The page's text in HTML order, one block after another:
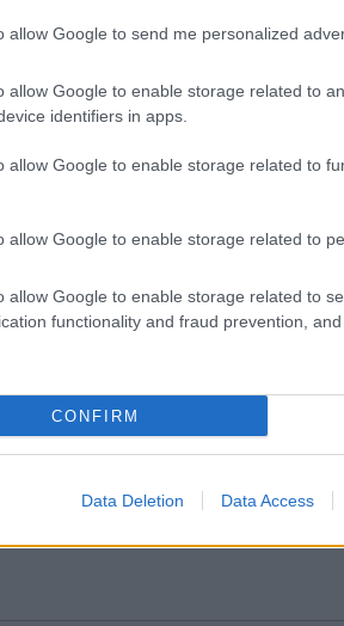
allow Google to send me personalized
allow Google to enable storage related to
identifiers in apps.
allow Google to enable storage related to
allow Google to enable storage related to
allow Google to enable storage related to
functionality and fraud prevention,
CONFIRM
Data Deletion Data Access
Invia un Comunicato Stampa|
e ricevi le nostre email periodiche